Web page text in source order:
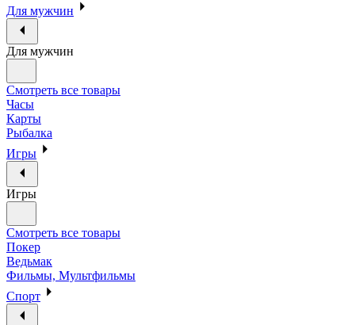
Для мужчин
Для мужчин
Смотреть все товары
Часы
Карты
Рыбалка
Игры
Игры
Смотреть все товары
Покер
Ведьмак
Фильмы, Мультфильмы
Спорт